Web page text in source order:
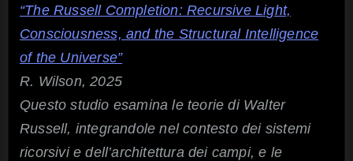
“The Russell Completion: Recursive Light,
Consciousness, and the Structural Intelligence
of the Universe”
R. Wilson, 2025
Questo studio esamina le teorie di Walter
Russell, integrandole nel contesto dei sistemi
ricorsivi e dell’architettura dei campi, e le